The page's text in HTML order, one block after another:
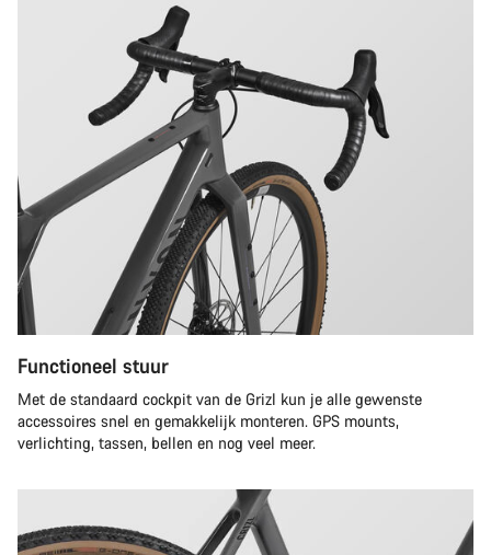
Functioneel stuur
Met de standaard cockpit van de Grizl kun je alle gewenste
accessoires snel en gemakkelijk monteren. GPS mounts,
verlichting, tassen, bellen en nog veel meer.